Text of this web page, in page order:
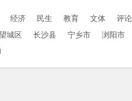
经济 民生 教育 文体 评论
城区 长沙县 宁乡市 浏阳市